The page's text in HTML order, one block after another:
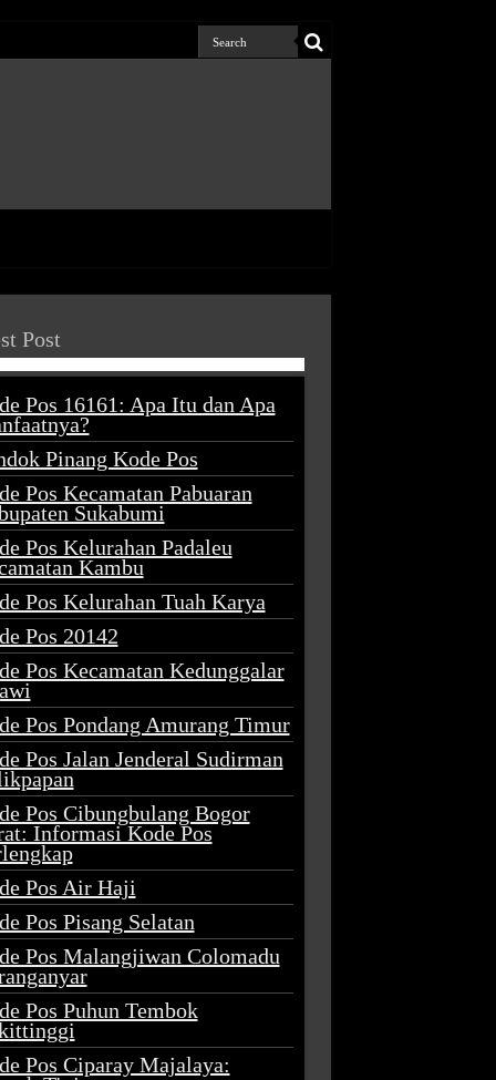
Post
Pos 16161: Apa Itu dan Apa
Pinang Kode Pos
Pos Kecamatan Pabuaran
Sukabumi
Pos Kelurahan Padaleu
Kambu
Pos Kelurahan Tuah Karya
Pos 20142
Pos Kecamatan Kedunggalar
Pos Pondang Amurang Timur
Pos Jalan Jenderal Sudirman
Pos Cibungbulang Bogor
Informasi Kode Pos
Pos Air Haji
Pos Pisang Selatan
Pos Malangjiwan Colomadu
Pos Puhun Tembok
Pos Ciparay Majalaya: